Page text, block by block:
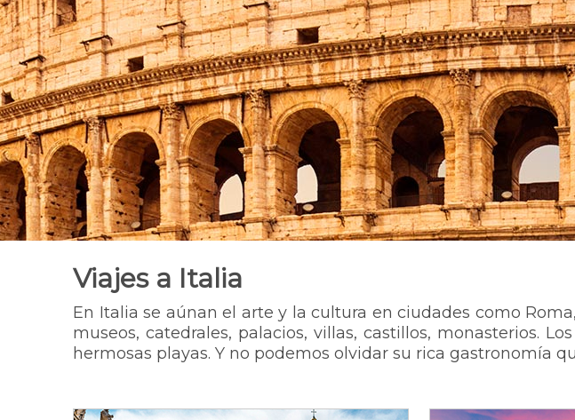
Viajes a Italia
En Italia se aúnan el arte y la cultura en ciudades como
museos, catedrales, palacios, villas, castillos, monasterios.
hermosas playas. Y no podemos olvidar su rica gastronomía